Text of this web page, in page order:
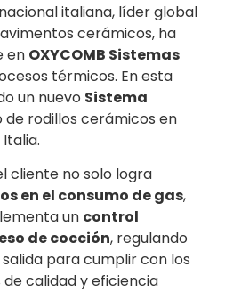
italiana, líder global
cerámicos, ha
en OXYCOMB Sistemas
térmicos. En esta
un nuevo Sistema
de rodillos cerámicos en
cliente no solo logra
en el consumo de gas,
un control
de cocción, regulando
para cumplir con los
calidad y eficiencia